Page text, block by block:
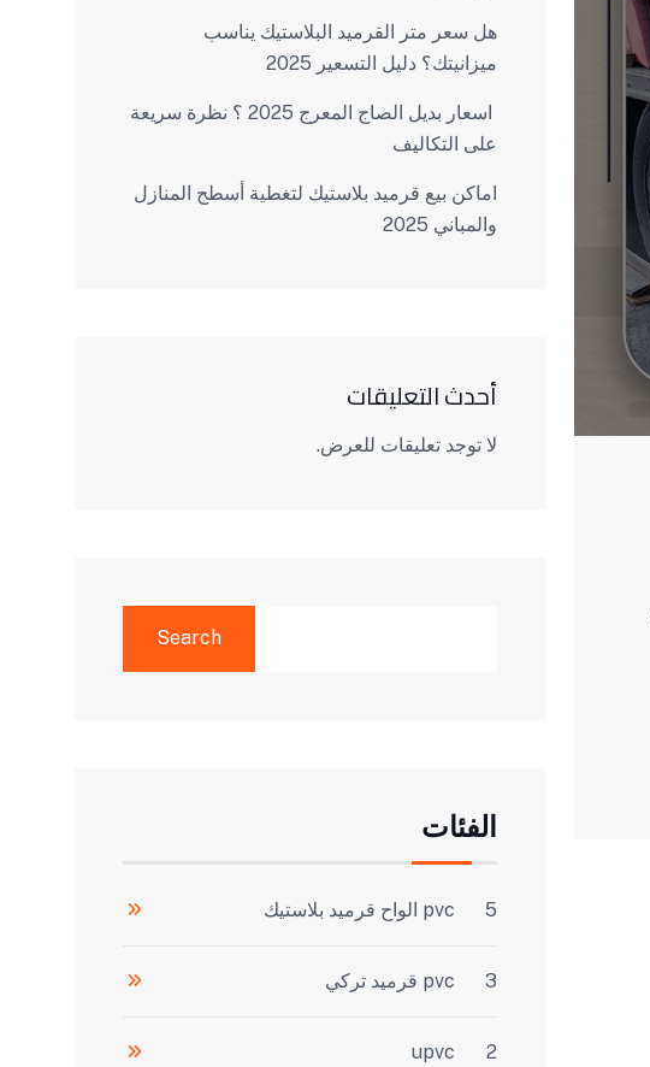
هل سعر متر القرميد البلاستيك يناسب
ميزانيتك؟ دليل التسعير 2025
اسعار بديل الصاج المعرج 2025 ؟ نظرة سريعة
على التكاليف
اماكن بيع قرميد بلاستيك لتغطية أسطح المنازل
والمباني 2025
أحدث التعليقات
لا توجد تعليقات للعرض.
Search
الفئات
pvc الواح قرميد بلاستيك 5
pvc قرميد تركي 3
upvc 2